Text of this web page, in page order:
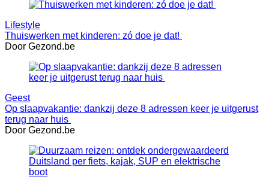
Lifestyle
Thuiswerken met kinderen: zó doe je dat!
Door Gezond.be
Geest
Op slaapvakantie: dankzij deze 8 adressen keer je uitgerust
terug naar huis
Door Gezond.be